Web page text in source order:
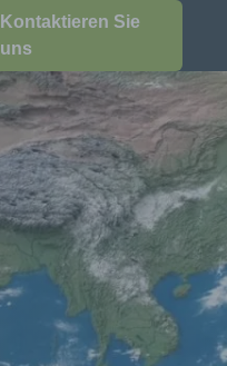
Kontaktieren Sie
uns